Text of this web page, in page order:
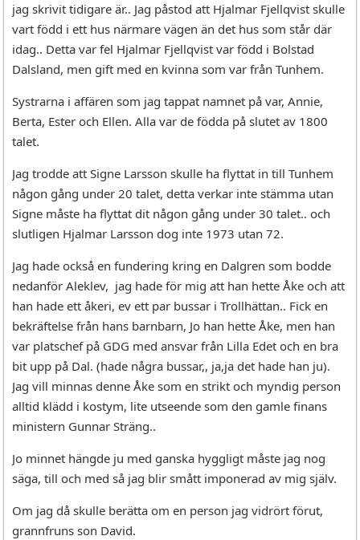
jag skrivit tidigare är.. Jag påstod att Hjalmar Fjellqvist skulle
vart född i ett hus närmare vägen än det hus som står där
idag.. Detta var fel Hjalmar Fjellqvist var född i Bolstad
Dalsland, men gift med en kvinna som var från Tunhem.
Systrarna i affären som jag tappat namnet på var, Annie,
Berta, Ester och Ellen. Alla var de födda på slutet av 1800
talet.
Jag trodde att Signe Larsson skulle ha flyttat in till Tunhem
någon gång under 20 talet, detta verkar inte stämma utan
Signe måste ha flyttat dit någon gång under 30 talet.. och
slutligen Hjalmar Larsson dog inte 1973 utan 72.
Jag hade också en fundering kring en Dalgren som bodde
nedanför Aleklev, jag hade för mig att han hette Åke och att
han hade ett åkeri, ev ett par bussar i Trollhättan.. Fick en
bekräftelse från hans barnbarn, Jo han hette Åke, men han
var platschef på GDG med ansvar från Lilla Edet och en bra
bit upp på Dal. (hade några bussar,, ja,ja det hade han ju).
Jag vill minnas denne Åke som en strikt och myndig person
alltid klädd i kostym, lite utseende som den gamle finans
ministern Gunnar Sträng..
Jo minnet hängde ju med ganska hyggligt måste jag nog
säga, till och med så jag blir smått imponerad av mig själv.
Om jag då skulle berätta om en person jag vidrört förut,
grannfruns son David.